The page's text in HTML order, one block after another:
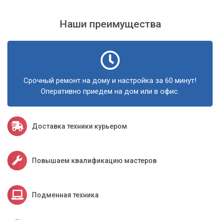
Наши преимущества
Срочный ремонт на дому и настройка за 60 минут!
Оперативно приедем на дом или в офис.
Доставка техники курьером
Повышаем квалификацию мастеров
Подменная техника